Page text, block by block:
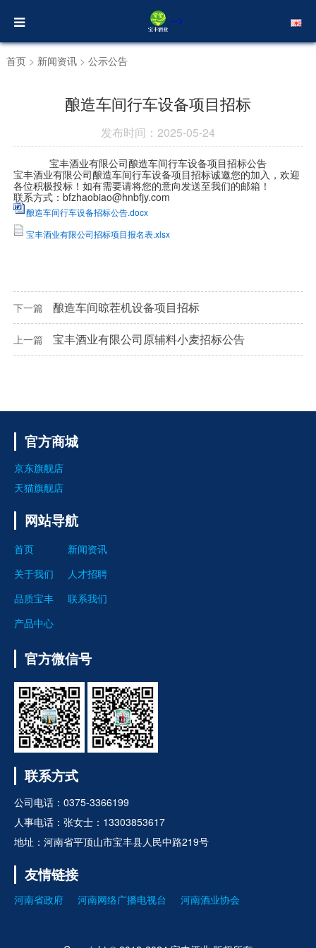
-->
首页> 新闻资讯> 公示公告
酿造车间行车设备项目招标
发布时间：2025-05-24
宝丰酒业有限公司酿造车间行车设备项目招标公告
宝丰酒业有限公司酿造车间行车设备项目招标诚邀您的加入，欢迎
各位积极投标！如有需要请将您的意向发送至我们的邮箱！
联系方式：bfzhaobiao@hnbfjy.com
酿造车间行车设备招标公告.docx
宝丰酒业有限公司招标项目报名表.xlsx
下一篇 酿造车间晾茬机设备项目招标
上一篇 宝丰酒业有限公司原辅料小麦招标公告
官方商城
京东旗舰店
天猫旗舰店
网站导航
首页
关于我们
品质宝丰
产品中心
新闻资讯
人才招聘
联系我们
官方微信号
联系方式
公司电话：0375-3366199
人事电话：张女士：13303853617
地址：河南省平顶山市宝丰县人民中路219号
友情链接
河南省政府 河南网络广播电视台 河南酒业协会